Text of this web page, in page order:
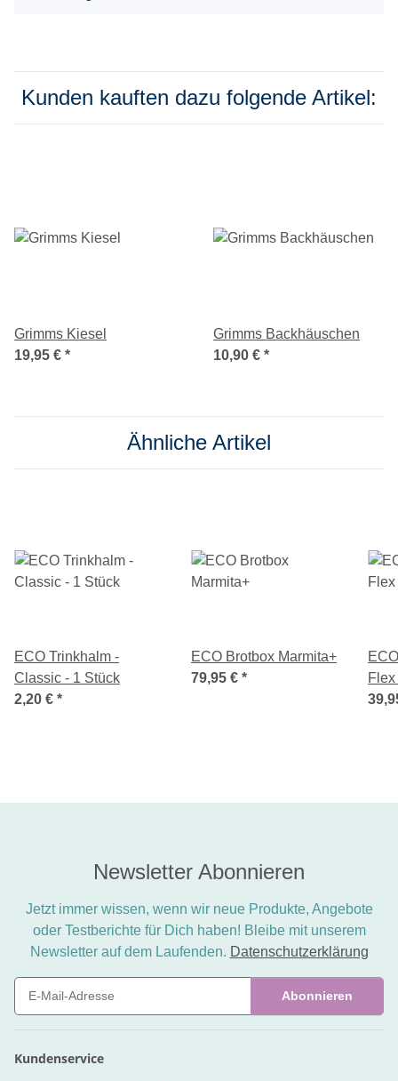
Kunden kauften dazu folgende Artikel:
Grimms Kiesel
19,95 € *
Grimms Backhäuschen
10,90 € *
Ähnliche Artikel
ECO Trinkhalm -
Classic - 1 Stück
2,20 € *
ECO Brotbox Marmita+
79,95 € *
Flex
Newsletter Abonnieren
Jetzt immer wissen, wenn wir neue Produkte, Angebote
oder Testberichte für Dich haben! Bleibe mit unserem
Newsletter auf dem Laufenden. Datenschutzerklärung
Abonnieren
Kundenservice